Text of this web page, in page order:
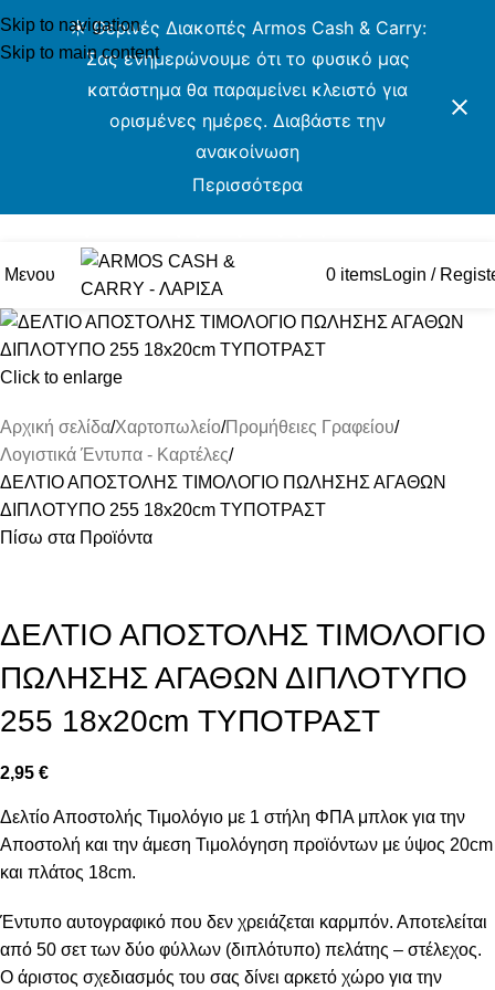
Skip to navigation
Skip to main content
☀️ Θερινές Διακοπές Armos Cash & Carry:
Σας ενημερώνουμε ότι το φυσικό μας
κατάστημα θα παραμείνει κλειστό για
ορισμένες ημέρες. Διαβάστε την
ανακοίνωση
Περισσότερα
Μενου 0 itemsLogin /
Click to enlarge
Αρχική σελίδα Χαρτοπωλείο Προμήθειες Γραφείου
Λογιστικά Έντυπα - Καρτέλες
ΔΕΛΤΙΟ ΑΠΟΣΤΟΛΗΣ ΤΙΜΟΛΟΓΙΟ ΠΩΛΗΣΗΣ ΑΓΑΘΩΝ
ΔΙΠΛΟΤΥΠΟ 255 18x20cm ΤΥΠΟΤΡΑΣΤ
Πίσω στα Προϊόντα
ΔΕΛΤΙΟ ΑΠΟΣΤΟΛΗΣ ΤΙΜΟΛΟΓΙΟ
ΠΩΛΗΣΗΣ ΑΓΑΘΩΝ ΔΙΠΛΟΤΥΠΟ
255 18x20cm ΤΥΠΟΤΡΑΣΤ
2,95 €
Δελτίο Αποστολής Τιμολόγιο με 1 στήλη ΦΠΑ μπλοκ για την
Αποστολή και την άμεση Τιμολόγηση προϊόντων με ύψος 20cm
και πλάτος 18cm.
Έντυπο αυτογραφικό που δεν χρειάζεται καρμπόν. Αποτελείται
από 50 σετ των δύο φύλλων (διπλότυπο) πελάτης – στέλεχος.
Ο άριστος σχεδιασμός του σας δίνει αρκετό χώρο για την